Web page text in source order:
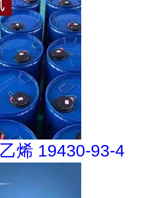
烯 19430-93-4